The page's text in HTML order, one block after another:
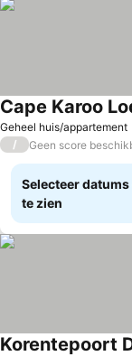
Geheel huis/appartement
Cape Karoo
/ Geen score
Selecteer
te zien
Korentepoort